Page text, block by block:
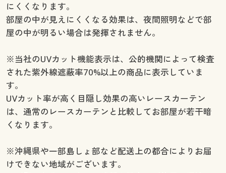
にくくなります。
部屋の中が見えにくくなる効果は、夜間照明などで部
屋の中が明るい場合は発揮されません。
※当社のUVカット機能表示は、公的機関によって検査
された紫外線遮蔽率70%以上の商品に表示していま
す。
UVカット率が高く目隠し効果の高いレースカーテン
は、通常のレースカーテンと比較してお部屋が若干暗
くなります。
※沖縄県や一部島しょ部など配送上の都合によりお届
けできない地域がございます。